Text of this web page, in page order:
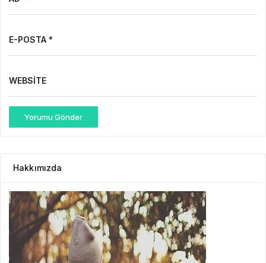
E-POSTA *
WEBSITE
Yorumu Gönder
Hakkımızda